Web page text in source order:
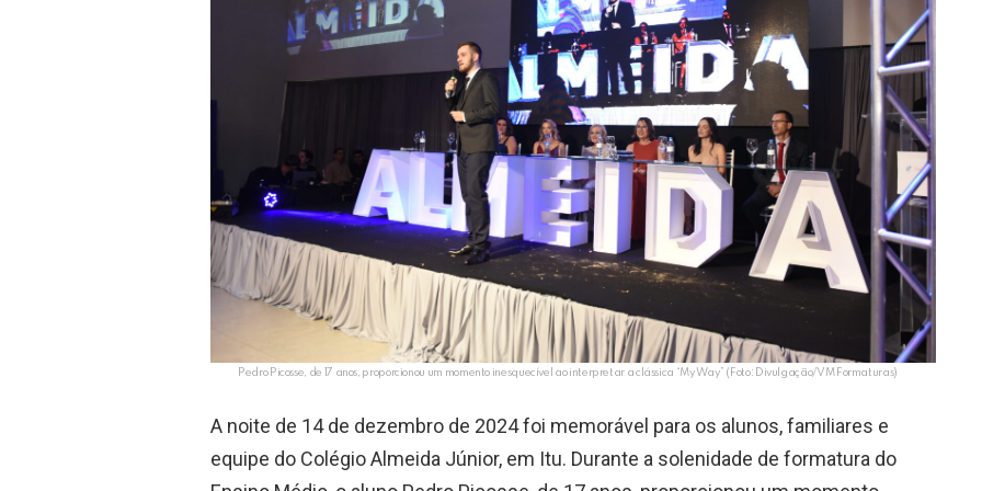
Pedro Picosse, de 17 anos, proporcionou um momento inesquecível ao interpretar a clássica “My Way” (Foto: Divulgação/VM Formaturas)
A noite de 14 de dezembro de 2024 foi memorável para os alunos, familiares e
equipe do Colégio Almeida Júnior, em Itu. Durante a solenidade de formatura do